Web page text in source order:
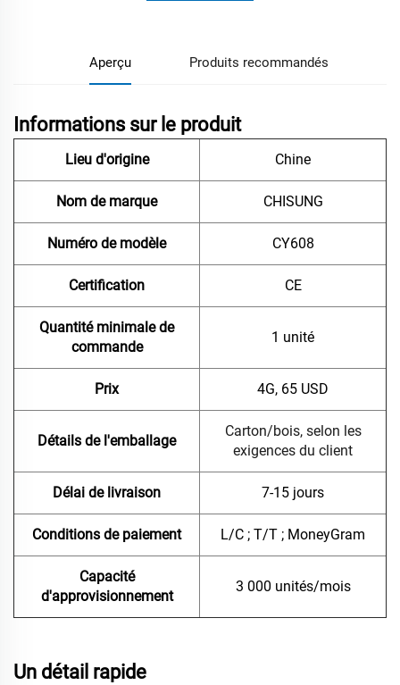
Aperçu Produits recommandés
Informations sur le produit
Lieu d'origine Chine
Nom de marque CHISUNG
Numéro de modèle CY608
Certification CE
Quantité minimale de
commande
1 unité
Prix 4G, 65 USD
Détails de l'emballage
Carton/bois, selon les
exigences du client
Délai de livraison 7-15 jours
Conditions de paiement L/C ; T/T ; MoneyGram
Capacité
d'approvisionnement
3 000 unités/mois
Un détail rapide